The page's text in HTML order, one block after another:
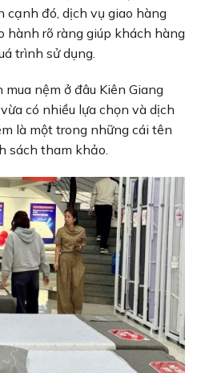
cạnh đó, dịch vụ giao hàng
hành rõ ràng giúp khách hàng
trình sử dụng.
nệm ở đâu Kiên Giang
có nhiều lựa chọn và dịch
là một trong những cái tên
sách tham khảo.